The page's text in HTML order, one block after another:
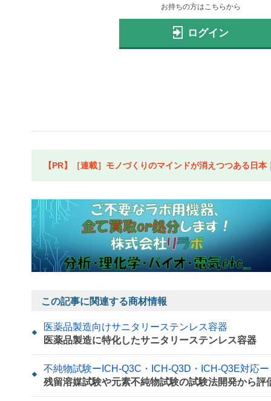
お持ちの方はこちらから
ログイン
【PR】［連載］モノづくりのマインドが消えつつある日
この記事に関連する商材情報
医薬品製造向けサニタリーステンレス容器
医薬品製造に特化したサニタリーステンレス容器
不純物試験ーICH-Q3C・ICH-Q3D・ICH-Q3E対応ー
残留溶媒試験や元素不純物試験の試験法開発から評